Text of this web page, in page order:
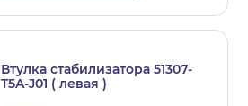
Втулка стабилизатора 51307-
T5A-J01 ( левая )